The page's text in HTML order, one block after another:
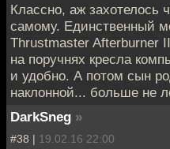
Классно, аж захотелось
самому. Единственный
Thrustmaster Afterburner
на поручнях кресла
и удобно. А потом сын
наклонной... больше не
DarkSneg »
#38 | 19.02.16 22:00